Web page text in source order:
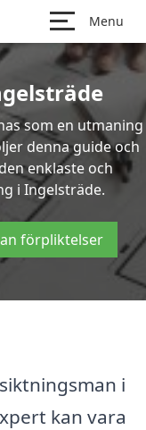
Menu
som en utmaning
denna guide och
enklaste och
i Ingelsträde.
förpliktelser
i
kan vara